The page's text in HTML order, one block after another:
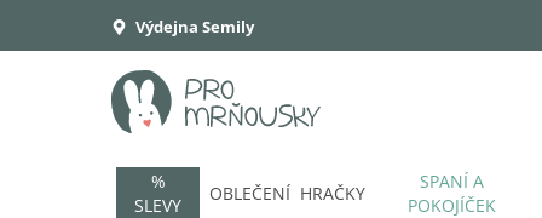
Výdejna Semily
%
SLEVY
OBLEČENÍ HRAČKY
SPANÍ A
POKOJÍČEK